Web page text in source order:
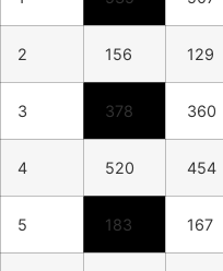
2 156 129
3 378 360
4 520 454
5 183 167